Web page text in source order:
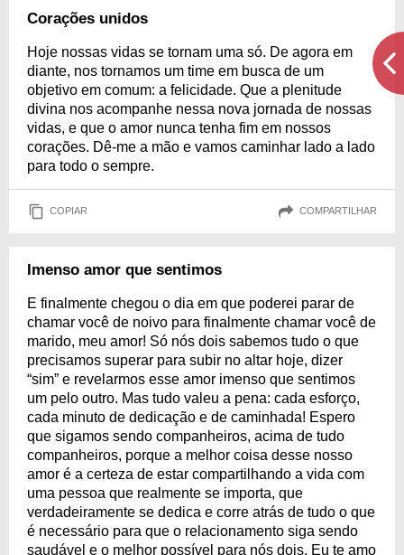
Corações unidos
Hoje nossas vidas se tornam uma só. De agora em
diante, nos tornamos um time em busca de um
objetivo em comum: a felicidade. Que a plenitude
divina nos acompanhe nessa nova jornada de nossas
vidas, e que o amor nunca tenha fim em nossos
corações. Dê-me a mão e vamos caminhar lado a lado
para todo o sempre.
COPIAR COMPARTILHAR
Imenso amor que sentimos
E finalmente chegou o dia em que poderei parar de
chamar você de noivo para finalmente chamar você de
marido, meu amor! Só nós dois sabemos tudo o que
precisamos superar para subir no altar hoje, dizer
“sim” e revelarmos esse amor imenso que sentimos
um pelo outro. Mas tudo valeu a pena: cada esforço,
cada minuto de dedicação e de caminhada! Espero
que sigamos sendo companheiros, acima de tudo
companheiros, porque a melhor coisa desse nosso
amor é a certeza de estar compartilhando a vida com
uma pessoa que realmente se importa, que
verdadeiramente se dedica e corre atrás de tudo o que
é necessário para que o relacionamento siga sendo
saudável e o melhor possível para nós dois. Eu te amo